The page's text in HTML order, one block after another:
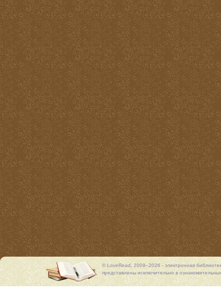
© LoveRead, 2009–2026 - электронная
представлены исключительно в